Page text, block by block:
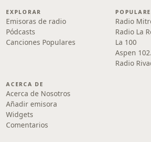
EXPLORAR
Emisoras de radio
Pódcasts
Canciones Populares
Radio
Radio La
La 100
Aspen
Radio
ACERCA DE
Acerca de Nosotros
Añadir emisora
Widgets
Comentarios